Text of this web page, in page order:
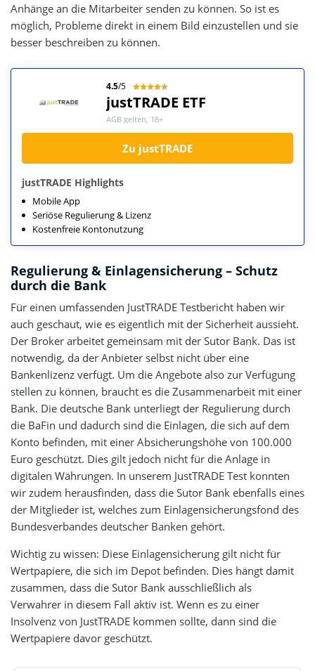
Anhänge an die Mitarbeiter senden zu können. So ist es
möglich, Probleme direkt in einem Bild einzustellen und sie
besser beschreiben zu können.
4.5/5
justTRADE ETF
AGB gelten, 18+
Zu justTRADE
justTRADE Highlights
Mobile App
Seriöse Regulierung & Lizenz
Kostenfreie Kontonutzung
Regulierung & Einlagensicherung – Schutz
durch die Bank
Für einen umfassenden JustTRADE Testbericht haben wir
auch geschaut, wie es eigentlich mit der Sicherheit aussieht.
Der Broker arbeitet gemeinsam mit der Sutor Bank. Das ist
notwendig, da der Anbieter selbst nicht über eine
Bankenlizenz verfügt. Um die Angebote also zur Verfügung
stellen zu können, braucht es die Zusammenarbeit mit einer
Bank. Die deutsche Bank unterliegt der Regulierung durch
die BaFin und dadurch sind die Einlagen, die sich auf dem
Konto befinden, mit einer Absicherungshöhe von 100.000
Euro geschützt. Dies gilt jedoch nicht für die Anlage in
digitalen Währungen. In unserem JustTRADE Test konnten
wir zudem herausfinden, dass die Sutor Bank ebenfalls eines
der Mitglieder ist, welches zum Einlagensicherungsfond des
Bundesverbandes deutscher Banken gehört.
Wichtig zu wissen: Diese Einlagensicherung gilt nicht für
Wertpapiere, die sich im Depot befinden. Dies hängt damit
zusammen, dass die Sutor Bank ausschließlich als
Verwahrer in diesem Fall aktiv ist. Wenn es zu einer
Insolvenz von JustTRADE kommen sollte, dann sind die
Wertpapiere davor geschützt.